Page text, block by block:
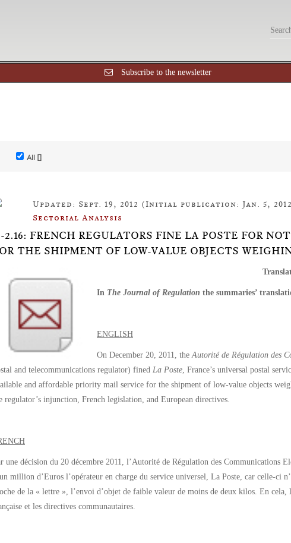
Subscribe to the newsletter
All []
Updated: Sept. 19, 2012 (Initial publication: Jan. 5,
Sectorial Analysis
2.16: FRENCH REGULATORS FINE LA POSTE FOR
THE SHIPMENT OF LOW-VALUE OBJECTS
In The Journal of Regulation the summaries’
ENGLISH
On December 20, 2011, the Autorité de Régulation des
and telecommunications regulator) fined La Poste, France’s universal postal
and affordable priority mail service for the shipment of low-value objects
regulator’s injunction, French legislation, and European directives.
une décision du 20 décembre 2011, l’Autorité de Régulation des Communications
million d’Euros l’opérateur en charge du service universel, La Poste, car celle-ci
de la « lettre », l’envoi d’objet de faible valeur de moins de deux kilos. En
et les directives communautaires.